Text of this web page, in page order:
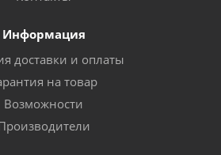
Информация
доставки и оплаты
на товар
Возможности